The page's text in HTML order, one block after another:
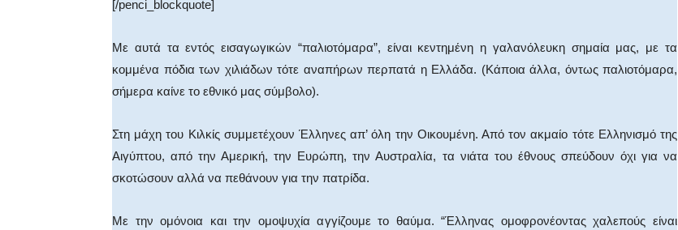
[/penci_blockquote]
Με αυτά τα εντός εισαγωγικών “παλιοτόμαρα”, είναι κεντημένη η γαλανόλευκη σημαία μας, με τα
κομμένα πόδια των χιλιάδων τότε αναπήρων περπατά η Ελλάδα. (Κάποια άλλα, όντως παλιοτόμαρα,
σήμερα καίνε το εθνικό μας σύμβολο).
Στη μάχη του Κιλκίς συμμετέχουν Έλληνες απ’ όλη την Οικουμένη. Από τον ακμαίο τότε Ελληνισμό της
Αιγύπτου, από την Αμερική, την Ευρώπη, την Αυστραλία, τα νιάτα του έθνους σπεύδουν όχι για να
σκοτώσουν αλλά να πεθάνουν για την πατρίδα.
Με την ομόνοια και την ομοψυχία αγγίζουμε το θαύμα. “Έλληνας ομοφρονέοντας χαλεπούς είναι